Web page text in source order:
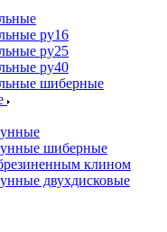
ру16
ру25
ру40
шиберные
шиберные
клином
двухдисковые